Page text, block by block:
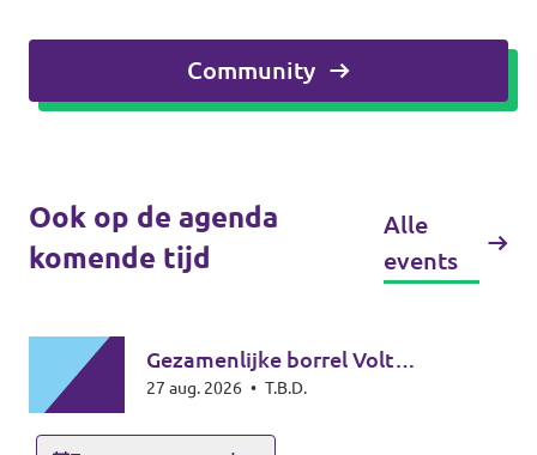
Community
Ook op de agenda
komende tijd
Alle
events
Gezamenlijke borrel Volt
Amsterdam & Noord-Holland
27 aug. 2026 • T.B.D.